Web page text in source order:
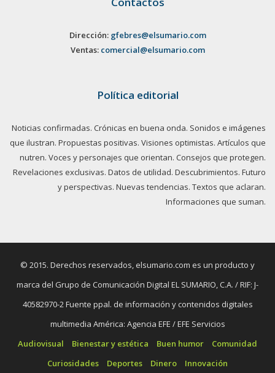
Dirección: gfebres@elsumario.com
Ventas: comercial@elsumario.com
Política editorial
Noticias confirmadas. Crónicas en buena onda. Sonidos e imágenes
que ilustran. Propuestas positivas. Visiones optimistas. Artículos que
nutren. Voces y personajes que orientan. Consejos que protegen.
Revelaciones exclusivas. Datos de utilidad. Descubrimientos. Futuro
y perspectivas. Nuevas tendencias. Textos que aclaran.
Informaciones que suman.
© 2015. Derechos reservados, elsumario.com es un producto y
marca del Grupo de Comunicación Digital EL SUMARIO, C.A. / RIF: J-
40582970-2 Fuente ppal. de información y contenidos digitales
multimedia América: Agencia EFE / EFE Servicios
Audiovisual
Bienestar y estética Buen humor
Comunidad
Curiosidades
Deportes Dinero Innovación